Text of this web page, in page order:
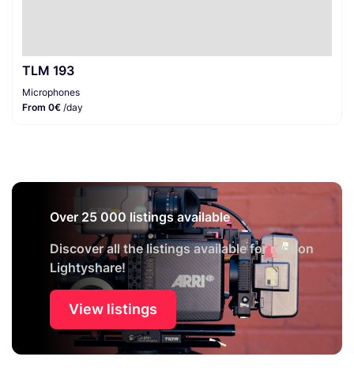
TLM 193
Microphones
From 0€ /day
Over 25 000 listings available
Discover all the listings available for rent on
Lightyshare!
View listings